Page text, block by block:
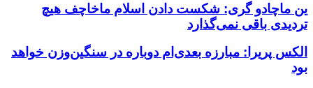
ین ماچادو گری: شکست دادن اسلام ماخاچف هیچ
تردیدی باقی نمی‌گذارد
الکس پریرا: مبارزه بعدی‌ام دوباره در سنگین‌وزن خواهد
بود